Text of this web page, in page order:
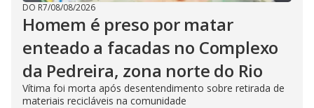
DO R7/08/08/2026
Homem é preso por matar
enteado a facadas no Complexo
da Pedreira, zona norte do Rio
Vítima foi morta após desentendimento sobre retirada de
materiais recicláveis na comunidade